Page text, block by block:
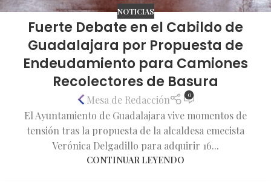
NOTICIAS
Fuerte Debate en el Cabildo de
Guadalajara por Propuesta de
Endeudamiento para Camiones
Recolectores de Basura
Mesa de Redacción 0
El Ayuntamiento de Guadalajara vive momentos de
tensión tras la propuesta de la alcaldesa emecista
Verónica Delgadillo para adquirir 16...
CONTINUAR LEYENDO